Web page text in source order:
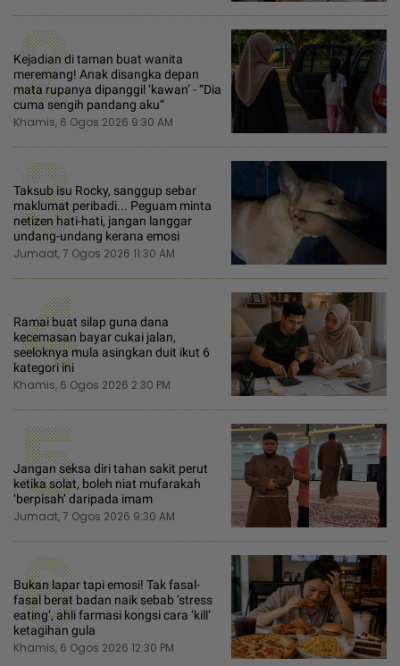
2
Kejadian di taman buat wanita
meremang! Anak disangka depan
mata rupanya dipanggil ‘kawan’ - “Dia
cuma sengih pandang aku“
Khamis, 6 Ogos 2026 9:30 AM
3
Taksub isu Rocky, sanggup sebar
maklumat peribadi... Peguam minta
netizen hati-hati, jangan langgar
undang-undang kerana emosi
Jumaat, 7 Ogos 2026 11:30 AM
4
Ramai buat silap guna dana
kecemasan bayar cukai jalan,
seeloknya mula asingkan duit ikut 6
kategori ini
Khamis, 6 Ogos 2026 2:30 PM
5
Jangan seksa diri tahan sakit perut
ketika solat, boleh niat mufarakah
‘berpisah’ daripada imam
Jumaat, 7 Ogos 2026 9:30 AM
6
Bukan lapar tapi emosi! Tak fasal-
fasal berat badan naik sebab ‘stress
eating’, ahli farmasi kongsi cara ‘kill’
ketagihan gula
Khamis, 6 Ogos 2026 12:30 PM